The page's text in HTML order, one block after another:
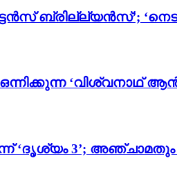
ബ്രില്ല്യൻസ്’;
‘വിശ്വനാഥ് ആൻഡ്
‘ദൃശ്യം 3’;